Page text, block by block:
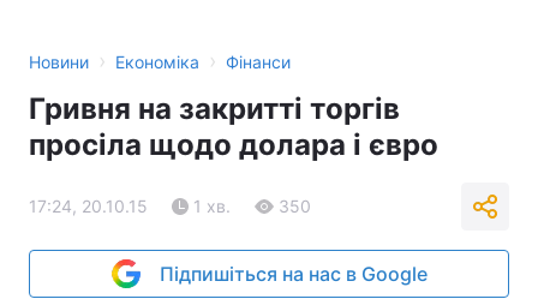
Новини › Економіка › Фінанси
Гривня на закритті торгів
просіла щодо долара і євро
17:24, 20.10.15 1 хв. 350
Підпишіться на нас в Google